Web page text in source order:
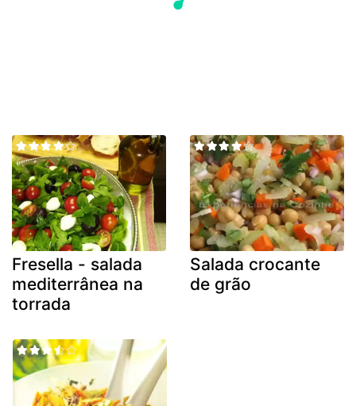
Fresella - salada
mediterrânea na
torrada
Salada crocante
de grão